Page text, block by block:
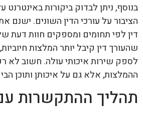
בנוסף, ניתן לבדוק ביקורות באינטרנט
הציבור על עורכי הדין השונים. ישנם
דין לפי תחומים ומספקים חוות דעת
שהעורך דין קיבל יותר המלצות
לספק שירות איכותי עולה. חשוב לא
ההמלצות, אלא גם על איכותן ותוכן
תהליך ההתקשרות